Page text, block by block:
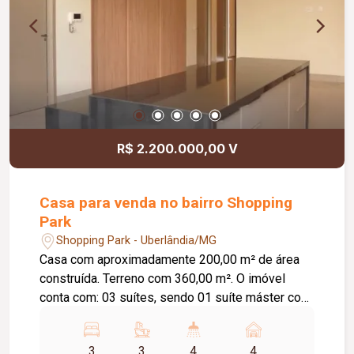
de segurança e internet disponível. Como
diferencial, existe a possibilidade de ampliação
da área da sala, conforme a necessidade do
locatário. Entre em contato para mais
informações e agende uma visita.
R$ 2.200.000,00 V
Casa para venda no bairro Shopping
Park
Shopping Park - Uberlândia/MG
Casa com aproximadamente 200,00 m² de área
construída. Terreno com 360,00 m². O imóvel
conta com: 03 suítes, sendo 01 suíte máster com
com possibilidade de conversão para o 4º quarto;